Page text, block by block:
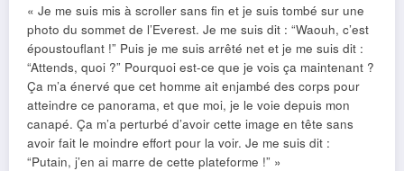
« Je me suis mis à scroller sans fin et je suis tombé sur une
photo du sommet de l’Everest. Je me suis dit : “Waouh, c’est
époustouflant !” Puis je me suis arrêté net et je me suis dit :
“Attends, quoi ?” Pourquoi est-ce que je vois ça maintenant ?
Ça m’a énervé que cet homme ait enjambé des corps pour
atteindre ce panorama, et que moi, je le voie depuis mon
canapé. Ça m’a perturbé d’avoir cette image en tête sans
avoir fait le moindre effort pour la voir. Je me suis dit :
“Putain, j’en ai marre de cette plateforme !” »